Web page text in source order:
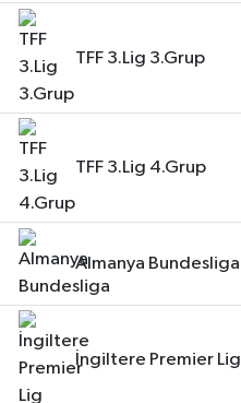
TFF 3.Lig 3.Grup
TFF 3.Lig 4.Grup
Almanya Bundesliga
İngiltere Premier Lig